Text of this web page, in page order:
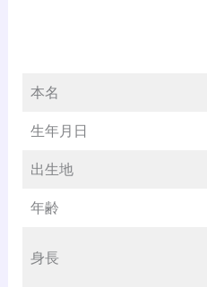
本名
生年月日
出生地
年齢
身長